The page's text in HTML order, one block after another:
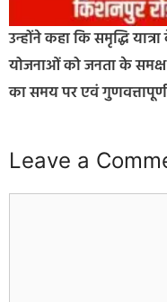
उन्होंने कहा कि समृद्धि
योजनाओं को जनता के समक्ष
का समय पर एवं
Leave a